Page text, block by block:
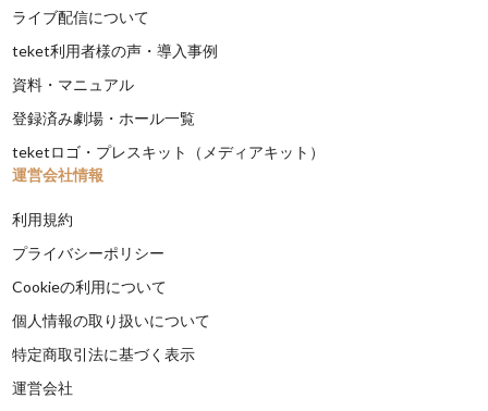
ライブ配信について
teket利用者様の声・導入事例
資料・マニュアル
登録済み劇場・ホール一覧
teketロゴ・プレスキット（メディアキット）
運営会社情報
利用規約
プライバシーポリシー
Cookieの利用について
個人情報の取り扱いについて
特定商取引法に基づく表示
運営会社